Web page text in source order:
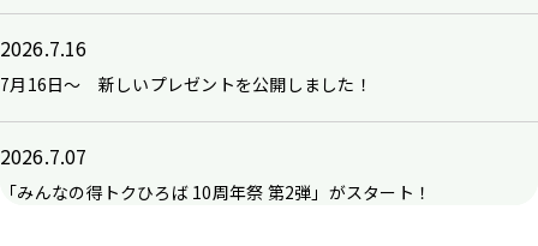
2026.7.16
7月16日～ 新しいプレゼントを公開しました！
2026.7.07
「みんなの得トクひろば 10周年祭 第2弾」がスタート！